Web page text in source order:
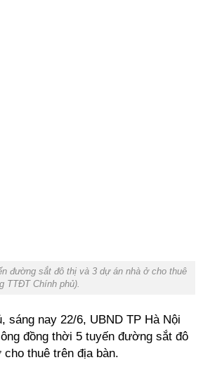
đường sắt đô thị và 3 dự án nhà ở cho thuê
TTĐT Chính phủ).
sáng nay 22/6, UBND TP Hà Nội
đồng thời 5 tuyến đường sắt đô
thuê trên địa bàn.